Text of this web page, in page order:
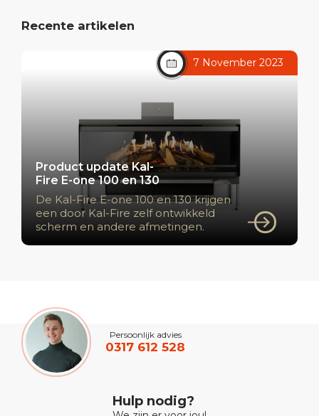
Recente artikelen
7 November 2023
Product update Kal-
Fire E-one 100 en 130
De Kal-Fire E-one 100 en 130 krijgen
een door Kal-Fire zelf ontwikkeld
scherm en andere afmetingen.
Persoonlijk advies
0317 612 528
Hulp nodig?